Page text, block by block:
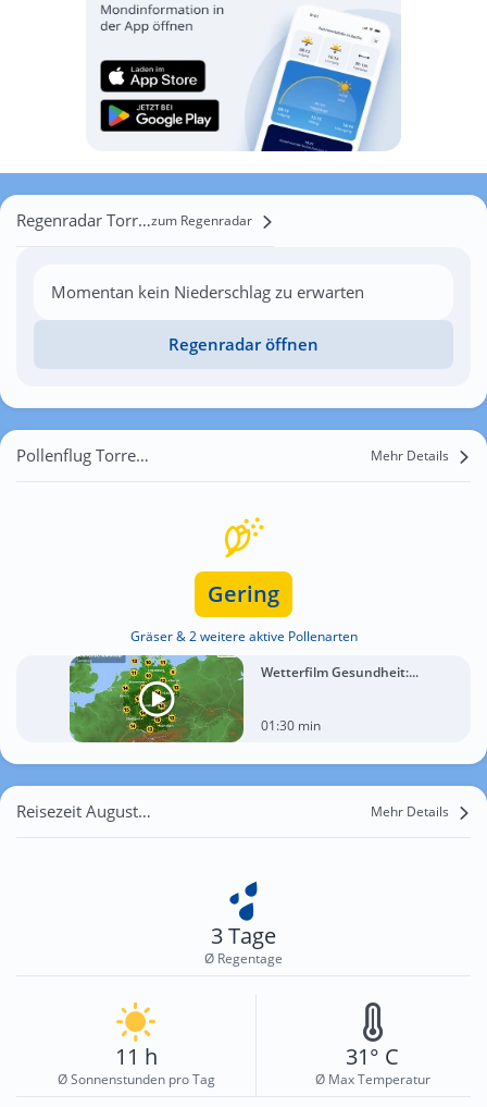
Regenradar Torreviejazum Regenradar
Momentan kein Niederschlag zu erwarten
Regenradar öffnen
Pollenflug Torrevieja Mehr Details
Gering
Gräser & 2 weitere aktive Pollenarten
Wetterfilm Gesundheit:...
01:30 min
Reisezeit August für Torrevieja Mehr Details
3 Tage
Ø Regentage
11 h
Ø Sonnenstunden pro Tag
31° C
Ø Max Temperatur